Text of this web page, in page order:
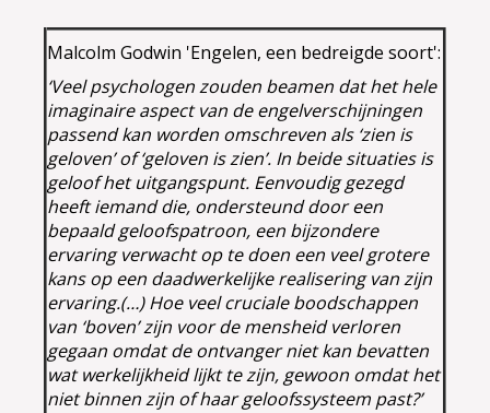
Malcolm Godwin 'Engelen, een bedreigde soort':
‘Veel psychologen zouden beamen dat het hele
imaginaire aspect van de engelverschijningen
passend kan worden omschreven als ‘zien is
geloven’ of ‘geloven is zien’. In beide situaties is
geloof het uitgangspunt. Eenvoudig gezegd
heeft iemand die, ondersteund door een
bepaald geloofspatroon, een bijzondere
ervaring verwacht op te doen een veel grotere
kans op een daadwerkelijke realisering van zijn
ervaring.(…) Hoe veel cruciale boodschappen
van ‘boven’ zijn voor de mensheid verloren
gegaan omdat de ontvanger niet kan bevatten
wat werkelijkheid lijkt te zijn, gewoon omdat het
niet binnen zijn of haar geloofssysteem past?’